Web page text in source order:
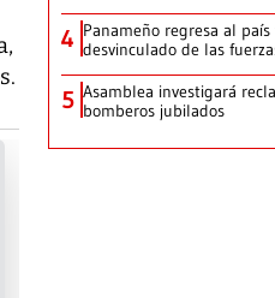
4 Panameño regresa al
desvinculado de las
5 Asamblea investigará
bomberos jubilados